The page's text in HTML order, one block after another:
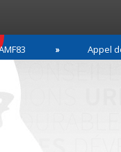
Appel de